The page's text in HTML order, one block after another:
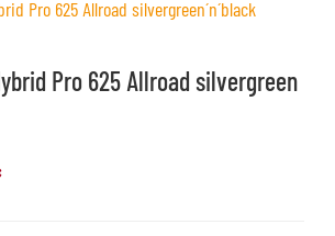
Pro 625 Allroad silvergreen